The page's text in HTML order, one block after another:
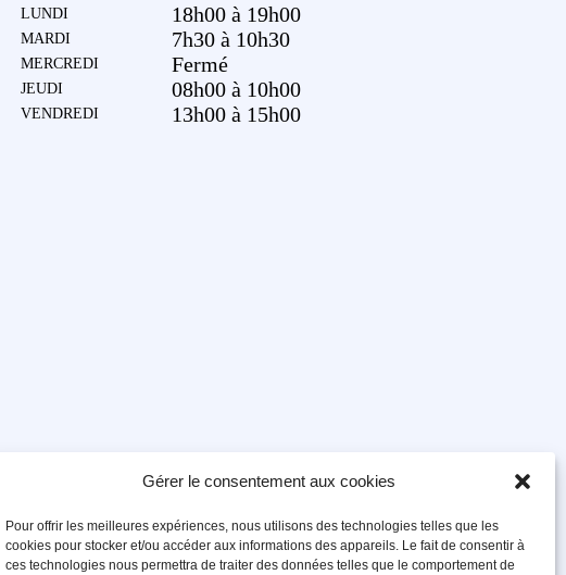
Gérer le consentement aux cookies
Pour offrir les meilleures expériences, nous utilisons des technologies telles que les
cookies pour stocker et/ou accéder aux informations des appareils. Le fait de consentir à
ces technologies nous permettra de traiter des données telles que le comportement de
LUNDI 18h00 à 19h00
MARDI 7h30 à 10h30
MERCREDI Fermé
JEUDI 08h00 à 10h00
VENDREDI 13h00 à 15h00